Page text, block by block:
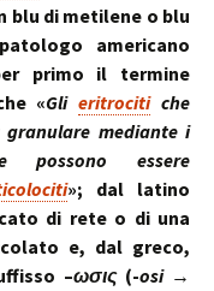
blu di metilene o blu
americano
primo il termine
«Glieritrocitiche
mediante i
possono essere
»; dal latino
di rete o di una
e, dal greco,
–ωσις(-osi→